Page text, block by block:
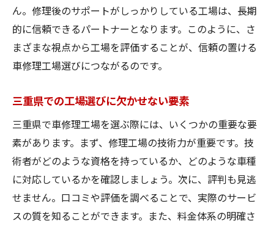
ん。修理後のサポートがしっかりしている工場は、長期
的に信頼できるパートナーとなります。このように、さ
まざまな視点から工場を評価することが、信頼の置ける
車修理工場選びにつながるのです。
三重県での工場選びに欠かせない要素
三重県で車修理工場を選ぶ際には、いくつかの重要な要
素があります。まず、修理工場の技術力が重要です。技
術者がどのような資格を持っているか、どのような車種
に対応しているかを確認しましょう。次に、評判も見逃
せません。口コミや評価を調べることで、実際のサービ
スの質を知ることができます。また、料金体系の明確さ